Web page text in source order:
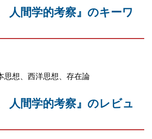
人間学的考察』のキーワ
思想、西洋思想、存在論
人間学的考察』のレビュ